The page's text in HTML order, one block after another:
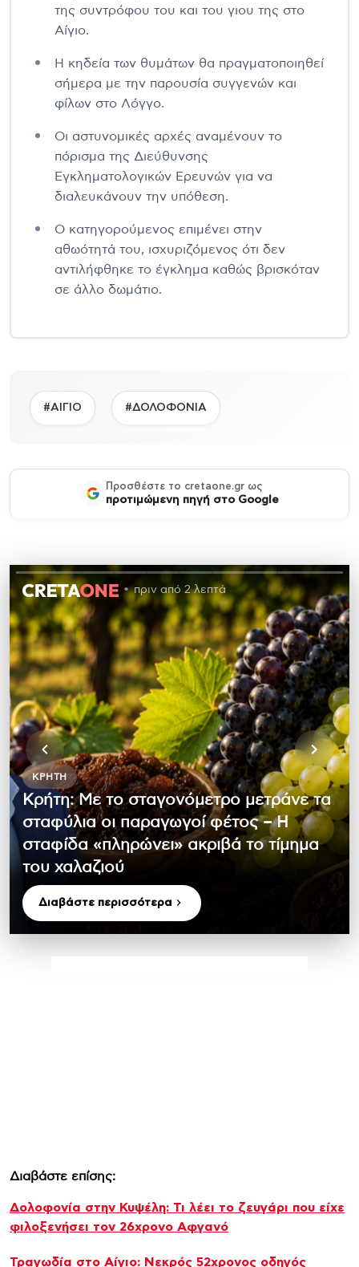
της συντρόφου του και του γιου της στο
Αίγιο.
Η κηδεία των θυμάτων θα πραγματοποιηθεί
σήμερα με την παρουσία συγγενών και
φίλων στο Λόγγο.
Οι αστυνομικές αρχές αναμένουν το
πόρισμα της Διεύθυνσης
Εγκληματολογικών Ερευνών για να
διαλευκάνουν την υπόθεση.
Ο κατηγορούμενος επιμένει στην
αθωότητά του, ισχυριζόμενος ότι δεν
αντιλήφθηκε το έγκλημα καθώς βρισκόταν
σε άλλο δωμάτιο.
#ΑΙΓΙΟ #ΔΟΛΟΦΟΝΙΑ
Προσθέστε το cretaone.gr ως
προτιμώμενη πηγή στο Google
πριν από 2 λεπτά
ΚΡΉΤΗ
Κρήτη: Με το σταγονόμετρο μετράνε τα
σταφύλια οι παραγωγοί φέτος – Η
σταφίδα «πληρώνει» ακριβά το τίμημα
του χαλαζιού
Διαβάστε περισσότερα
Διαβάστε επίσης:
Δολοφονία στην Κυψέλη: Τι λέει το ζευγάρι που είχε
φιλοξενήσει τον 26χρονο Αφγανό
Τραγωδία στο Αίγιο: Νεκρός 52χρονος οδηγός